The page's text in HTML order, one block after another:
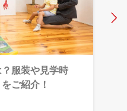
服装や見学時
ご紹介！